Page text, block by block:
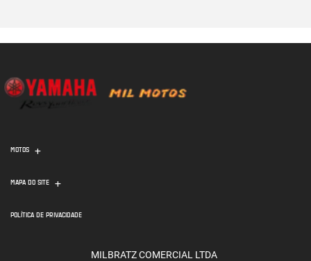
MOTOS
MAPA DO SITE
POLÍTICA DE PRIVACIDADE
MILBRATZ COMERCIAL LTDA